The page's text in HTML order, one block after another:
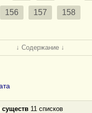
156 157 158
↓ Содержание ↓
11 списков